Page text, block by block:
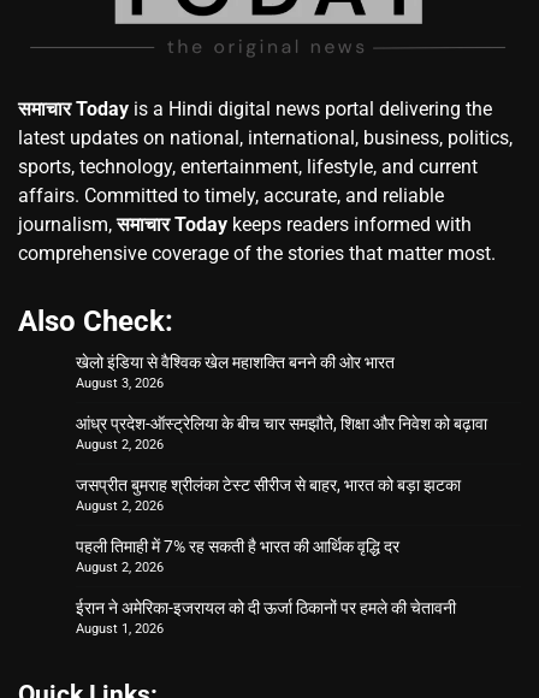
समाचार Today is a Hindi digital news portal delivering the
latest updates on national, international, business, politics,
sports, technology, entertainment, lifestyle, and current
affairs. Committed to timely, accurate, and reliable
journalism,समाचार Today keeps readers informed with
comprehensive coverage of the stories that matter most.
Also Check:
खेलो इंडिया से वैश्विक खेल महाशक्ति बनने की ओर भारत
August 3, 2026
आंध्र प्रदेश-ऑस्ट्रेलिया के बीच चार समझौते, शिक्षा और निवेश को बढ़ावा
August 2, 2026
जसप्रीत बुमराह श्रीलंका टेस्ट सीरीज से बाहर, भारत को बड़ा झटका
August 2, 2026
पहली तिमाही में 7% रह सकती है भारत की आर्थिक वृद्धि दर
August 2, 2026
ईरान ने अमेरिका-इजरायल को दी ऊर्जा ठिकानों पर हमले की चेतावनी
August 1, 2026